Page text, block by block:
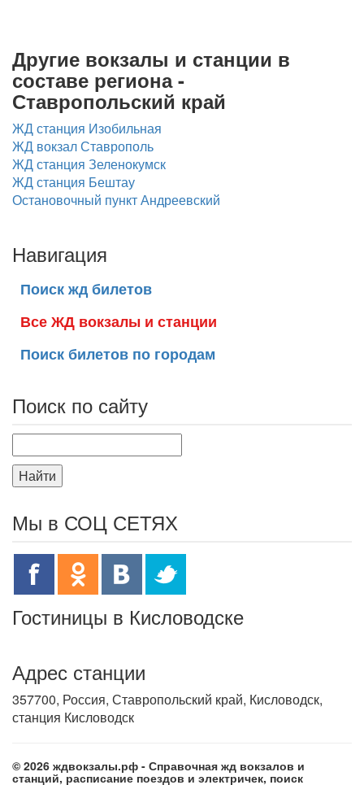
Другие вокзалы и станции в
составе региона -
Ставропольский край
ЖД станция Изобильная
ЖД вокзал Ставрополь
ЖД станция Зеленокумск
ЖД станция Бештау
Остановочный пункт Андреевский
Навигация
Поиск жд билетов
Все ЖД вокзалы и станции
Поиск билетов по городам
Поиск по сайту
Найти
Мы в СОЦ СЕТЯХ
Гостиницы в Кисловодске
Адрес станции
357700, Россия, Ставропольский край, Кисловодск,
станция Кисловодск
© 2026 ждвокзалы.рф - Справочная жд вокзалов и
станций, расписание поездов и электричек, поиск